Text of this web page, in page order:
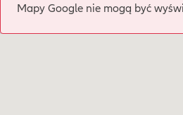
Mapy Google nie mogą być